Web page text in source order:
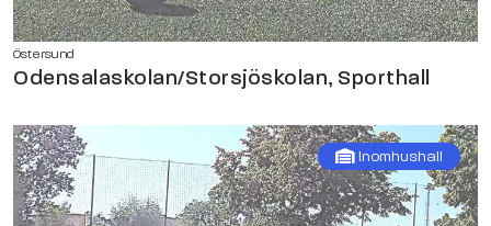
Östersund
Odensalaskolan/Storsjöskolan, Sporthall
Inomhushall